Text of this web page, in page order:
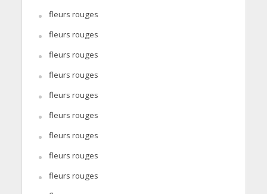
fleurs rouges
fleurs rouges
fleurs rouges
fleurs rouges
fleurs rouges
fleurs rouges
fleurs rouges
fleurs rouges
fleurs rouges